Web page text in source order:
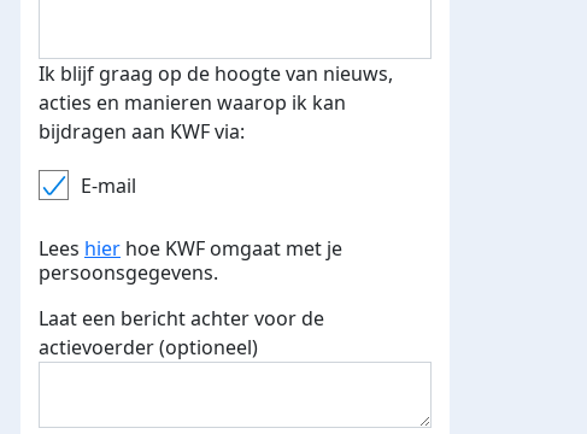
je je speciale KWF t-shirt!
Ik blijf graag op de hoogte van nieuws,
acties en manieren waarop ik kan
bijdragen aan KWF via:
E-mail
Lees hier hoe KWF omgaat met je
persoonsgegevens.
Laat een bericht achter voor de
actievoerder (optioneel)